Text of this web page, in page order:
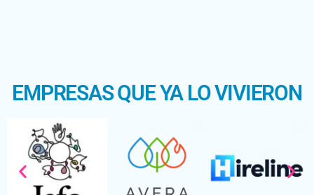
EMPRESAS QUE YA LO VIVIERON